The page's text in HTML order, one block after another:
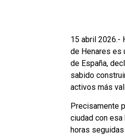
15 abril 2026.-
de Henares es
de España,
sabido
activos más
Precisamente
ciudad con
horas